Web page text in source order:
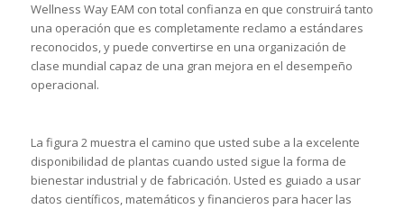
Wellness Way EAM con total confianza en que construirá tanto
una operación que es completamente reclamo a estándares
reconocidos, y puede convertirse en una organización de
clase mundial capaz de una gran mejora en el desempeño
operacional.
La figura 2 muestra el camino que usted sube a la excelente
disponibilidad de plantas cuando usted sigue la forma de
bienestar industrial y de fabricación. Usted es guiado a usar
datos científicos, matemáticos y financieros para hacer las